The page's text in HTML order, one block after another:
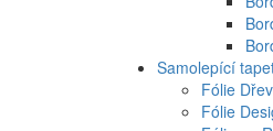
Samolepící
Fólie
Fólie